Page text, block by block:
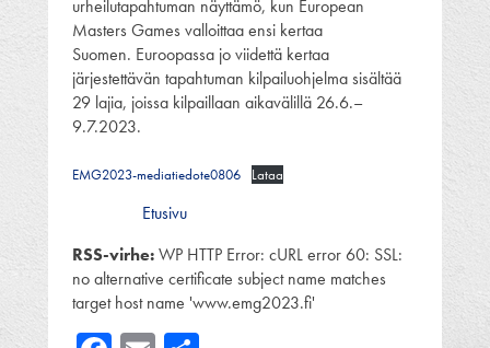
urheilutapahtuman näyttämö, kun European
Masters Games valloittaa ensi kertaa
Suomen. Euroopassa jo viidettä kertaa
järjestettävän tapahtuman kilpailuohjelma sisältää
29 lajia, joissa kilpaillaan aikavälillä 26.6.–
9.7.2023.
EMG2023-mediatiedote0806 Lataa
Etusivu
RSS-virhe:WP HTTP Error: cURL error 60: SSL:
no alternative certificate subject name matches
target host name 'www.emg2023.fi'